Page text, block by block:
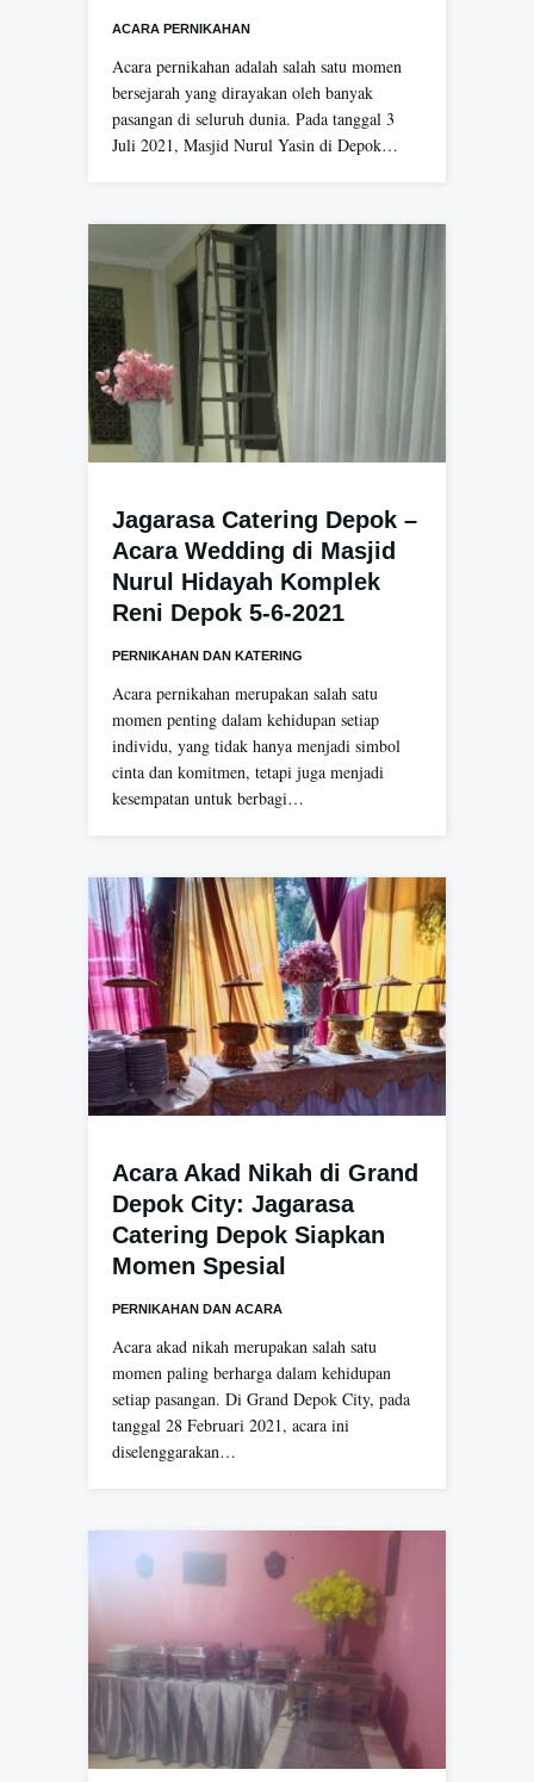
ACARA PERNIKAHAN
Acara pernikahan adalah salah satu momen
bersejarah yang dirayakan oleh banyak
pasangan di seluruh dunia. Pada tanggal 3
Juli 2021, Masjid Nurul Yasin di Depok…
Jagarasa Catering Depok –
Acara Wedding di Masjid
Nurul Hidayah Komplek
Reni Depok 5-6-2021
PERNIKAHAN DAN KATERING
Acara pernikahan merupakan salah satu
momen penting dalam kehidupan setiap
individu, yang tidak hanya menjadi simbol
cinta dan komitmen, tetapi juga menjadi
kesempatan untuk berbagi…
Acara Akad Nikah di Grand
Depok City: Jagarasa
Catering Depok Siapkan
Momen Spesial
PERNIKAHAN DAN ACARA
Acara akad nikah merupakan salah satu
momen paling berharga dalam kehidupan
setiap pasangan. Di Grand Depok City, pada
tanggal 28 Februari 2021, acara ini
diselenggarakan…